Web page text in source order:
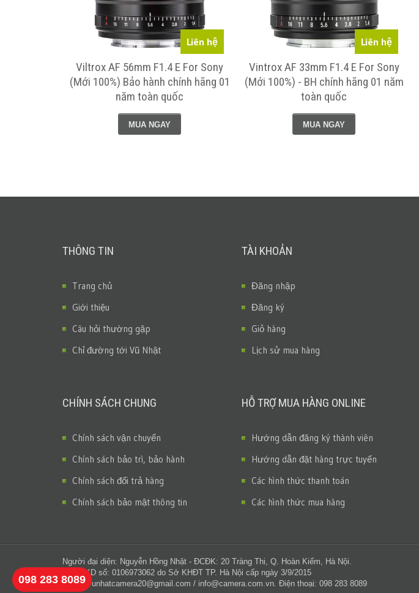
Liên hệ
Viltrox AF 56mm F1.4 E For Sony
(Mới 100%) Bảo hành chính hãng 01
năm toàn quốc
MUA NGAY
Liên hệ
Vintrox AF 33mm F1.4 E For Sony
(Mới 100%) - BH chính hãng 01 năm
toàn quốc
MUA NGAY
THÔNG TIN
Trang chủ
Giới thiệu
Câu hỏi thường gặp
Chỉ đường tới Vũ Nhật
CHÍNH SÁCH CHUNG
Chính sách vận chuyển
Chính sách bảo trì, bảo hành
Chính sách đổi trả hàng
Chính sách bảo mật thông tin
TÀI KHOẢN
Đăng nhập
Đăng ký
Giỏ hàng
Lịch sử mua hàng
HỖ TRỢ MUA HÀNG ONLINE
Hướng dẫn đăng ký thành viên
Hướng dẫn đặt hàng trực tuyến
Các hình thức thanh toán
Các hình thức mua hàng
Người đại diện: Nguyễn Hồng Nhật - ĐCĐK: 20 Tràng Thi, Q. Hoàn Kiếm, Hà Nội.
GPĐKKD số: 0106973062 do Sở KHĐT TP. Hà Nội cấp ngày 3/9/2015
Email: vunhatcamera20@gmail.com / info@camera.com.vn . Điện thoại: 098 283 8089
098 283 8089